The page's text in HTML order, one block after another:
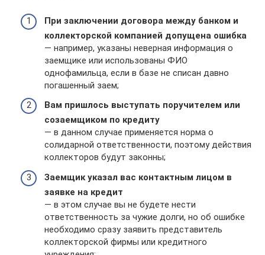
При заключении договора между банком и
коллекторской компанией допущена ошибка
— например, указаны неверная информация о
заемщике или использованы ФИО
однофамильца, если в базе не списан давно
погашенный заем;
Вам пришлось выступать поручителем или
созаемщиком по кредиту
— в данном случае применяется норма о
солидарной ответственности, поэтому действия
коллекторов будут законны;
Заемщик указал вас контактным лицом в
заявке на кредит
— в этом случае вы не будете нести
ответственность за чужие долги, но об ошибке
необходимо сразу заявить представитель
коллекторской фирмы или кредитного